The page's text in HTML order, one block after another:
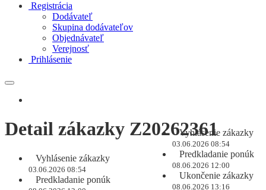
Registrácia
Dodávateľ
Skupina dodávateľov
Objednávateľ
Verejnosť
Prihlásenie
Vyhlásenie zákazky
03.06.2026 08:54
Predkladanie ponúk
08.06.2026 12:00
Ukončenie zákazky
08.06.2026 13:16
Detail zákazky Z20262361
Vyhlásenie zákazky
03.06.2026 08:54
Predkladanie ponúk